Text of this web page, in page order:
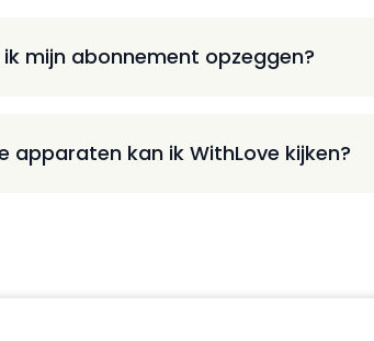
ik mijn abonnement opzeggen?
apparaten kan ik WithLove kijken?